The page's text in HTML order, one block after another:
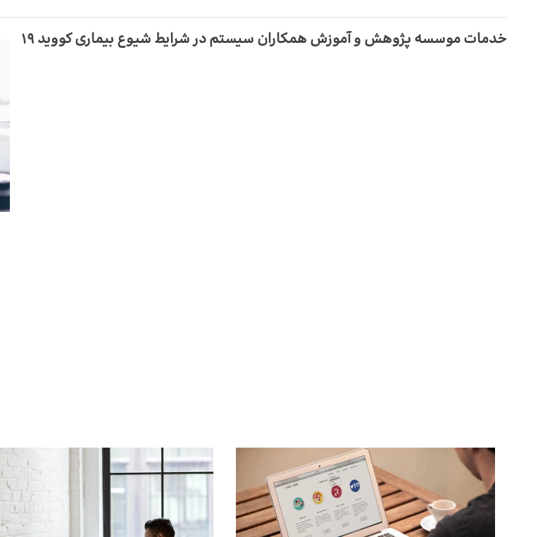
خدمات موسسه پژوهش و آموزش همکاران سیستم در شرایط شیوع بیماری کووید ۱۹